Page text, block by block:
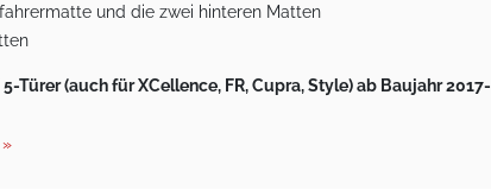
und die zwei hinteren Matten
Türer (auch für XCellence, FR, Cupra, Style) ab Baujahr 2017-